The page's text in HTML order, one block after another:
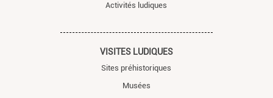
Activités ludiques
VISITES LUDIQUES
Sites préhistoriques
Musées